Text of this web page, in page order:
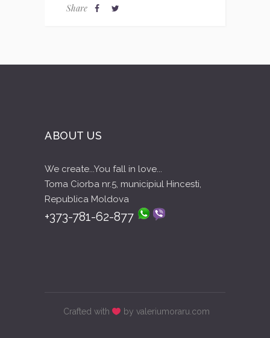
Share
ABOUT US
We create...You fall in love...
Toma Ciorba nr.5, municipiul Hincesti,
Republica Moldova
+373-781-62-877
Crafted with by valeriumoraru.com